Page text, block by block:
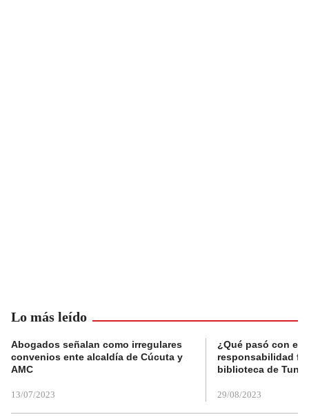
Lo más leído
Abogados señalan como irregulares
convenios ente alcaldía de Cúcuta y
AMC
13/07/2023
¿Qué pasó con el
responsabilidad
biblioteca de
29/08/2023